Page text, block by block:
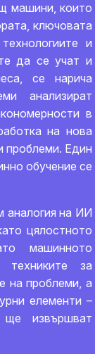
машини, които
ключовата
и
да се учат и
се нарича
анализират
в
на нова
проблеми. Един
обучение се
аналогия на ИИ
цялостното
машинното
за
на проблеми, а
елементи –
извършват